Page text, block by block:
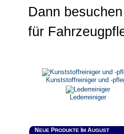
Dann
für
Kunststoffreiniger und -
Lederreiniger
NEUE PRODUKTE M AUGUST